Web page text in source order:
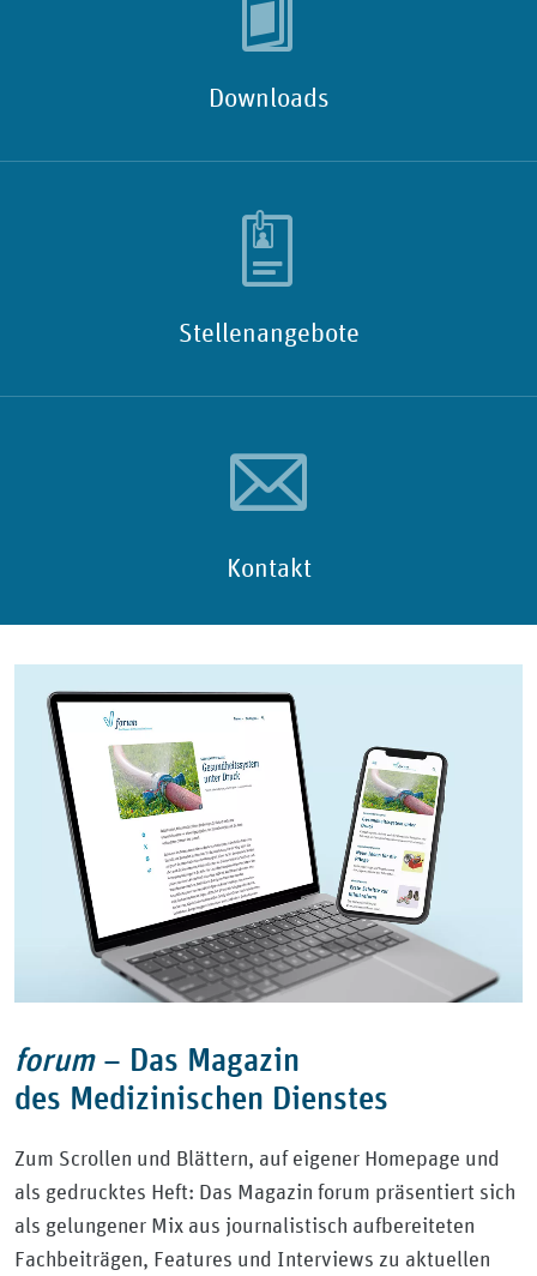
Downloads
Stellenangebote
Kontakt
forum – Das Magazin
des Medizinischen Dienstes
Zum Scrollen und Blättern, auf eigener Homepage und
als gedrucktes Heft: Das Magazin forum präsentiert sich
als gelungener Mix aus journalistisch aufbereiteten
Fachbeiträgen, Features und Interviews zu aktuellen